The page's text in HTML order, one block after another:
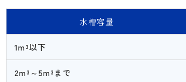
水槽容量
1m³以下
2m³～5m³まで